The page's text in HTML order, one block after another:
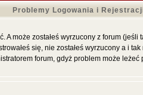
Problemy Logowania i
może zostałeś wyrzucony z forum
się, nie zostałeś wyrzucony a i
forum, gdyż problem może